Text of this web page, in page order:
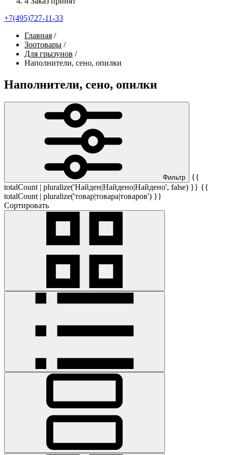
+7(495)727-11-33
Главная /
Зоотовары /
Для грызунов /
Наполнители, сено, опилки
Наполнители, сено, опилки
Фильтр
{{
totalCount | pluralize('Найден|Найдено|Найдено', false) }} {{
totalCount | pluralize('товар|товара|товаров') }}
Сортировать